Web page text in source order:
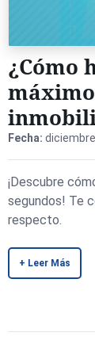
¿Cómo
Fecha:
¡Descubre
segundos! Te
respecto.
+ Leer Más